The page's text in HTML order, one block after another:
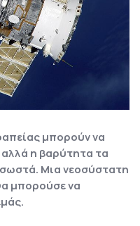
μπορούν να
η βαρύτητα τα
Μια νεοσύστατη
μπορούσε να